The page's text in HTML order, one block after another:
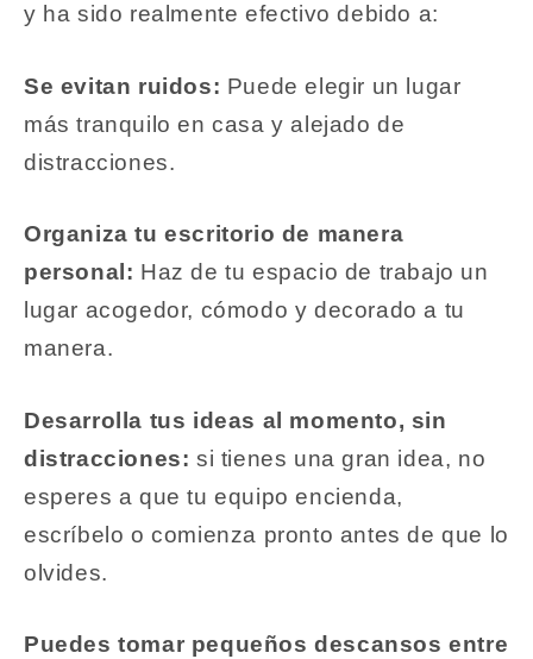
y ha sido realmente efectivo debido a:
Se evitan ruidos: Puede elegir un lugar
más tranquilo en casa y alejado de
distracciones.
Organiza tu escritorio de manera
personal: Haz de tu espacio de trabajo un
lugar acogedor, cómodo y decorado a tu
manera.
Desarrolla tus ideas al momento, sin
distracciones: si tienes una gran idea, no
esperes a que tu equipo encienda,
escríbelo o comienza pronto antes de que lo
olvides.
Puedes tomar pequeños descansos entre